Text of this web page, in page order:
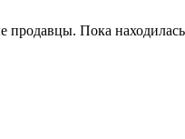
Пока